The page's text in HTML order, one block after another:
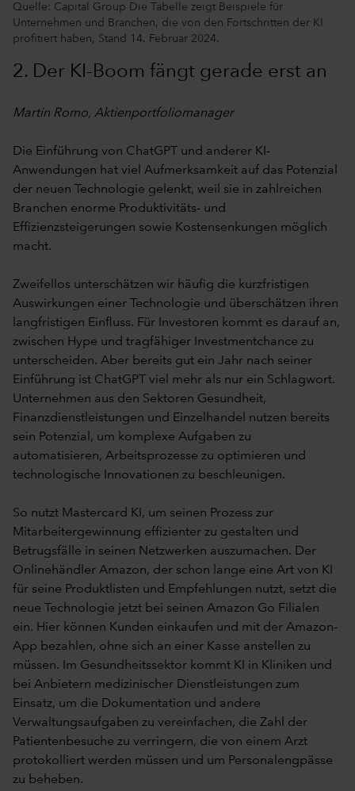
Quelle: Capital Group Die Tabelle zeigt Beispiele für
Unternehmen und Branchen, die von den Fortschritten der KI
profitiert haben, Stand 14. Februar 2024.
2. Der KI-Boom fängt gerade erst an
Martin Romo, Aktienportfoliomanager
Die Einführung von ChatGPT und anderer KI-
Anwendungen hat viel Aufmerksamkeit auf das Potenzial
der neuen Technologie gelenkt, weil sie in zahlreichen
Branchen enorme Produktivitäts- und
Effizienzsteigerungen sowie Kostensenkungen möglich
macht.
Zweifellos unterschätzen wir häufig die kurzfristigen
Auswirkungen einer Technologie und überschätzen ihren
langfristigen Einfluss. Für Investoren kommt es darauf an,
zwischen Hype und tragfähiger Investmentchance zu
unterscheiden. Aber bereits gut ein Jahr nach seiner
Einführung ist ChatGPT viel mehr als nur ein Schlagwort.
Unternehmen aus den Sektoren Gesundheit,
Finanzdienstleistungen und Einzelhandel nutzen bereits
sein Potenzial, um komplexe Aufgaben zu
automatisieren, Arbeitsprozesse zu optimieren und
technologische Innovationen zu beschleunigen.
So nutzt Mastercard KI, um seinen Prozess zur
Mitarbeitergewinnung effizienter zu gestalten und
Betrugsfälle in seinen Netzwerken auszumachen. Der
Onlinehändler Amazon, der schon lange eine Art von KI
für seine Produktlisten und Empfehlungen nutzt, setzt die
neue Technologie jetzt bei seinen Amazon Go Filialen
ein. Hier können Kunden einkaufen und mit der Amazon-
App bezahlen, ohne sich an einer Kasse anstellen zu
müssen. Im Gesundheitssektor kommt KI in Kliniken und
bei Anbietern medizinischer Dienstleistungen zum
Einsatz, um die Dokumentation und andere
Verwaltungsaufgaben zu vereinfachen, die Zahl der
Patientenbesuche zu verringern, die von einem Arzt
protokolliert werden müssen und um Personalengpässe
zu beheben.